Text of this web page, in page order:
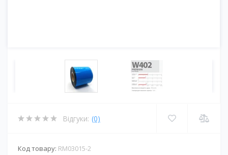
Відгуки: (0)
Код товару: RM03015-2